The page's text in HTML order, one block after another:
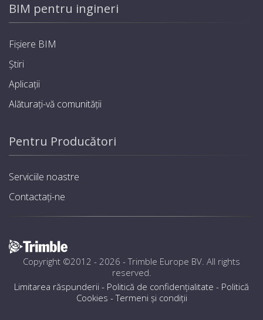
BIM pentru ingineri
Fișiere BIM
Știri
Aplicații
Alăturați-vă comunității
Pentru Producători
Serviciile noastre
Contactați-ne
Copyright ©2012 - 2026 -Trimble Europe BV. All rights
reserved.
Limitarea răspunderii - Politică de confidențialitate - Politică
Cookies -Termeni și condiţii